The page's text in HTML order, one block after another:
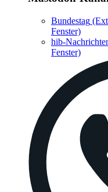
Bundestag
Fenster)
hib-
Fenster)